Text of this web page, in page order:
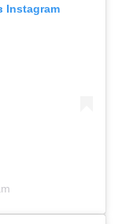
Instagram